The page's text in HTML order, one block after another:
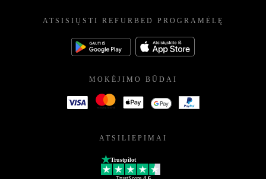
ATSISIŲSTI REFURBED PROGRAMĖLĘ
MOKĖJIMO BŪDAI
ATSILIEPIMAI
Trustpilot